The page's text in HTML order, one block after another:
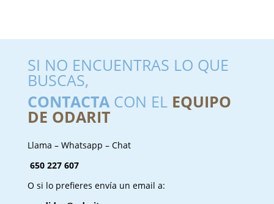
SI NO ENCUENTRAS LO QUE
BUSCAS,
CONTACTACON EL EQUIPO
DE ODARIT
Llama – Whatsapp – Chat
650 227 607
O si lo prefieres envía un email a: